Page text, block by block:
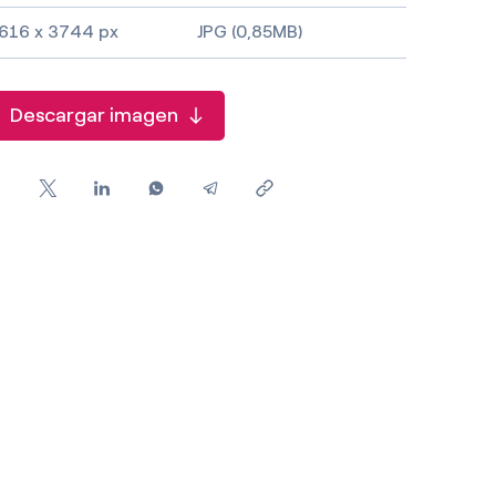
x 3744 px JPG (0,85MB)
Descargar imagen